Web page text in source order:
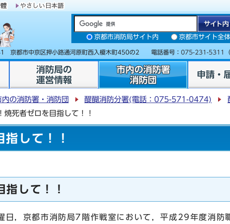
京都市消防局サイト内 京都市サイト全体
京都市中京区押小路通河原町西入榎木町450の2 電話番号： 075-231-5311
消防局の
運営情報
市内の消防署
消防団
申請・
内の消防署・消防団 醍醐消防分署(電話：075-571-0474)
焼死者ゼロを目指して！！
指して！！
指して！！
，京都市消防局7階作戦室において，平成29年度消防